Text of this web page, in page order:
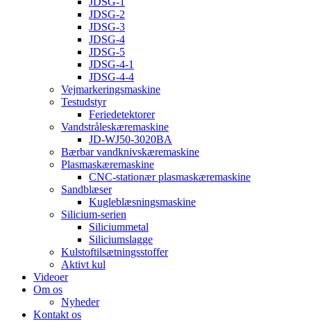
JDSG-2
JDSG-3
JDSG-4
JDSG-5
JDSG-4-1
JDSG-4-4
Vejmarkeringsmaskine
Testudstyr
Feriedetektorer
Vandstråleskæremaskine
JD-WJ50-3020BA
Bærbar vandknivskæremaskine
Plasmaskæremaskine
CNC-stationær plasmaskæremaskine
Sandblæser
Kugleblæsningsmaskine
Silicium-serien
Siliciummetal
Siliciumslagge
Kulstoftilsætningsstoffer
Aktivt kul
Videoer
Om os
Nyheder
Kontakt os